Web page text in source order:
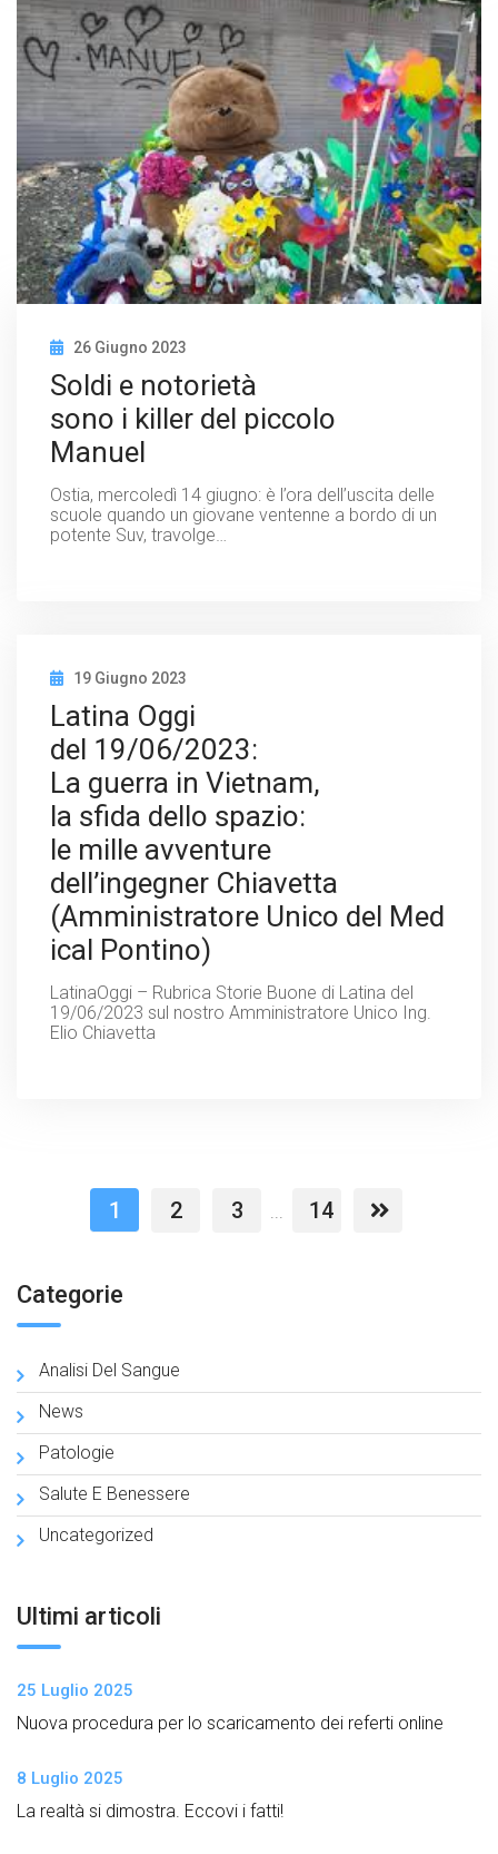
26 Giugno 2023
Soldi e notorietà
sono i killer del piccolo
Manuel
Ostia, mercoledì 14 giugno: è l’ora dell’uscita delle
scuole quando un giovane ventenne a bordo di un
potente Suv, travolge…
19 Giugno 2023
Latina Oggi
del 19/06/2023:
La guerra in Vietnam,
la sfida dello spazio:
le mille avventure
dell’ingegner Chiavetta
(Amministratore Unico del Med
ical Pontino)
LatinaOggi – Rubrica Storie Buone di Latina del
19/06/2023 sul nostro Amministratore Unico Ing.
Elio Chiavetta
1 2 3 ... 14
Categorie
Analisi Del Sangue
News
Patologie
Salute E Benessere
Uncategorized
Ultimi articoli
25 Luglio 2025
Nuova procedura per lo scaricamento dei referti online
8 Luglio 2025
La realtà si dimostra. Eccovi i fatti!